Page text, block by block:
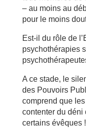
– au moins au
pour le moins
Est-il du rôle de
psychothérapies
A ce stade, le
des Pouvoirs
comprend que
contenter du déni
certains évêques !